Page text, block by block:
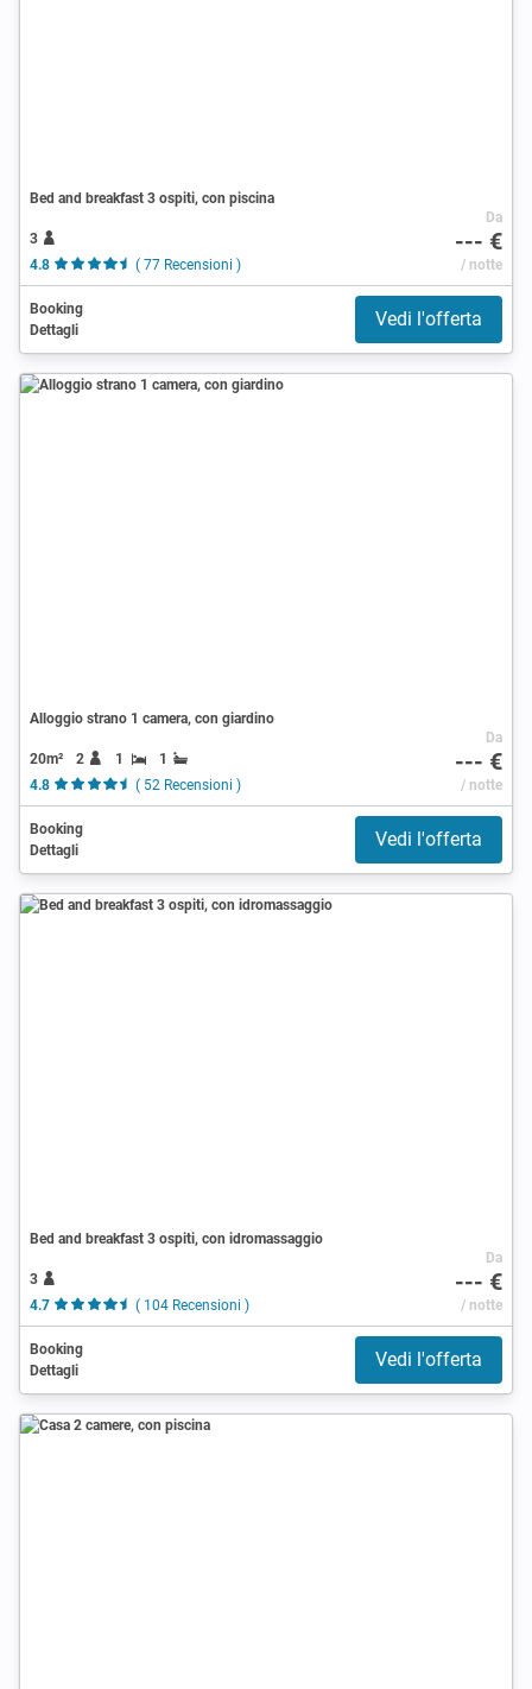
Bed and breakfast 3 ospiti, con piscina
3
4.8
( 77 Recensioni )
Da
--- €
/ notte
Booking
Dettagli
Vedi l'offerta
Alloggio strano 1 camera, con giardino
20m² 2 1
1
4.8
( 52 Recensioni )
Da
--- €
/ notte
Booking
Dettagli
Vedi l'offerta
Bed and breakfast 3 ospiti, con idromassaggio
3
4.7
( 104 Recensioni )
Da
--- €
/ notte
Booking
Dettagli
Vedi l'offerta